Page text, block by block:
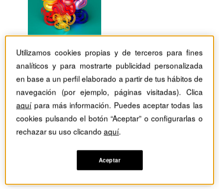
Revistas Harvard Deusto
TIC
Utilizamos cookies propias y de terceros para fines
analíticos y para mostrarte publicidad personalizada
en base a un perfil elaborado a partir de tus hábitos de
navegación (por ejemplo, páginas visitadas). Clica
aquípara más información. Puedes aceptar todas las
cookies pulsando el botón “Aceptar” o configurarlas o
rechazar su uso clicandoaquí.
Aceptar